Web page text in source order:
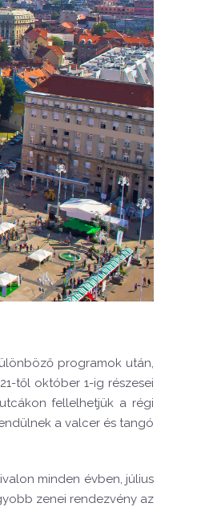
programok után,
től október 1-ig részesei
fellelhetjük a régi
a valcer és tangó
minden évben, július
zenei rendezvény az